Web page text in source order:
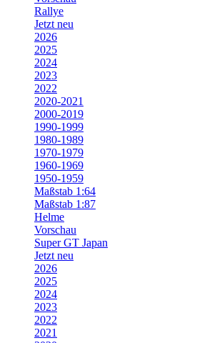
Rallye
Jetzt neu
2026
2025
2024
2023
2022
2020-2021
2000-2019
1990-1999
1980-1989
1970-1979
1960-1969
1950-1959
Maßstab 1:64
Maßstab 1:87
Helme
Vorschau
Super GT Japan
Jetzt neu
2026
2025
2024
2023
2022
2021